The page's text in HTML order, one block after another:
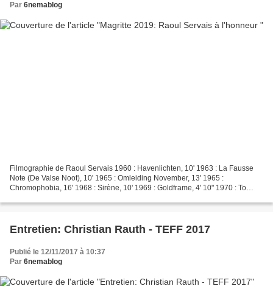
Par 6nemablog
Filmographie de Raoul Servais 1960 : Havenlichten, 10' 1963 : La Fausse
Note (De Valse Noot), 10' 1965 : Omleiding November, 13' 1965 :
Chromophobia, 16' 1968 : Sirène, 10' 1969 : Goldframe, 4' 10" 1970 : To
Entretien: Christian Rauth - TEFF 2017
Publié le 12/11/2017 à 10:37
Par 6nemablog